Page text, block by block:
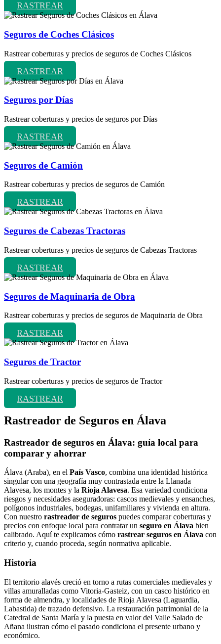
RASTREAR
Seguros de Coches Clásicos
Rastrear coberturas y precios de seguros de Coches Clásicos
RASTREAR
Seguros por Días
Rastrear coberturas y precios de seguros por Días
RASTREAR
Seguros de Camión
Rastrear coberturas y precios de seguros de Camión
RASTREAR
Seguros de Cabezas Tractoras
Rastrear coberturas y precios de seguros de Cabezas Tractoras
RASTREAR
Seguros de Maquinaria de Obra
Rastrear coberturas y precios de seguros de Maquinaria de Obra
RASTREAR
Seguros de Tractor
Rastrear coberturas y precios de seguros de Tractor
RASTREAR
Rastreador de Seguros en Álava
Rastreador de seguros en Álava: guía local para
comparar y ahorrar
Álava (Araba), en el País Vasco, combina una identidad histórica
singular con una geografía muy contrastada entre la Llanada
Alavesa, los montes y la Rioja Alavesa. Esa variedad condiciona
riesgos y necesidades aseguradoras: cascos medievales y ensanches,
polígonos industriales, bodegas, unifamiliares y vivienda en altura.
Con nuestro rastreador de seguros puedes comparar coberturas y
precios con enfoque local para contratar un seguro en Álava bien
calibrado. Aquí te explicamos cómo rastrear seguros en Álava con
criterio y, cuando proceda, según normativa aplicable.
Historia
El territorio alavés creció en torno a rutas comerciales medievales y
villas amuralladas como Vitoria-Gasteiz, con un casco histórico en
forma de almendra, y localidades de Rioja Alavesa (Laguardia,
Labastida) de trazado defensivo. La restauración patrimonial de la
Catedral de Santa María y la puesta en valor del Valle Salado de
Añana ilustran cómo el pasado condiciona el presente urbano y
económico.